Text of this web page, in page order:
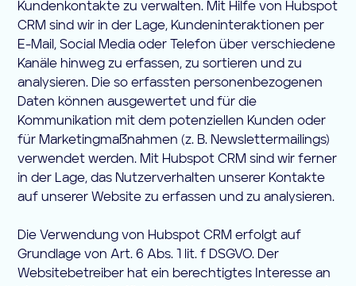
Kundenkontakte zu verwalten. Mit Hilfe von Hubspot
CRM sind wir in der Lage, Kundeninteraktionen per
E-Mail, Social Media oder Telefon über verschiedene
Kanäle hinweg zu erfassen, zu sortieren und zu
analysieren. Die so erfassten personenbezogenen
Daten können ausgewertet und für die
Kommunikation mit dem potenziellen Kunden oder
für Marketingmaßnahmen (z. B. Newslettermailings)
verwendet werden. Mit Hubspot CRM sind wir ferner
in der Lage, das Nutzerverhalten unserer Kontakte
auf unserer Website zu erfassen und zu analysieren.
Die Verwendung von Hubspot CRM erfolgt auf
Grundlage von Art. 6 Abs. 1 lit. f DSGVO. Der
Websitebetreiber hat ein berechtigtes Interesse an